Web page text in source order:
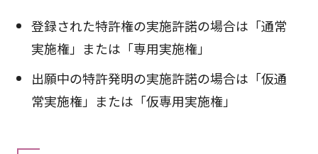
登録された特許権の実施許諾の場合は「通常
実施権」または「専用実施権」
出願中の特許発明の実施許諾の場合は「仮通
常実施権」または「仮専用実施権」